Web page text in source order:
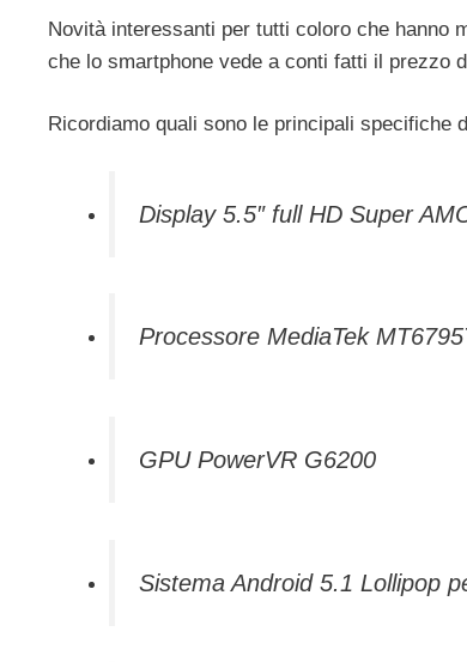
Novità interessanti per tutti coloro che hanno
che lo smartphone vede a conti fatti il prezzo
Ricordiamo quali sono le principali specifiche
Display 5.5″ full HD Super
Processore MediaTek
GPU PowerVR G6200
Sistema Android 5.1 Lollipop